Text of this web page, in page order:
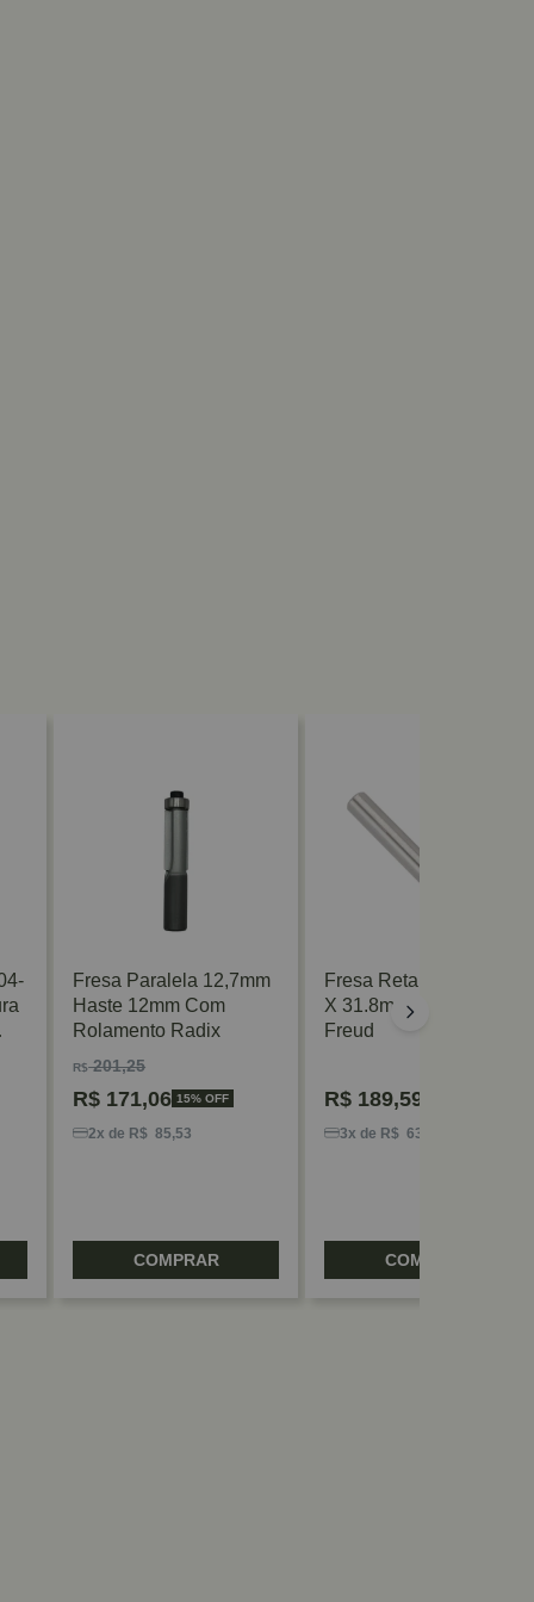
Fresa Paralela 12,7mm
Haste 12mm Com
Rolamento Radix
R$201,25
R$ 171,06 15% OFF
2x de R$ 85,53
COMPRAR
Fresa Reta Paralela 10
X 31.8mm F03FR00333
Freud
R$ 189,59
3x de R$ 63,19
COMPRAR